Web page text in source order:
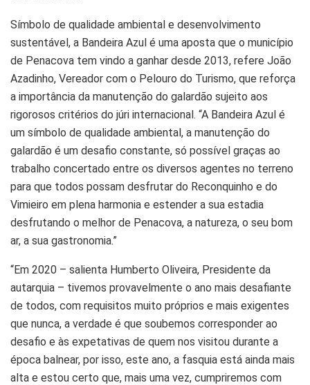
Símbolo de qualidade ambiental e desenvolvimento
sustentável, a Bandeira Azul é uma aposta que o município
de Penacova tem vindo a ganhar desde 2013, refere João
Azadinho, Vereador com o Pelouro do Turismo, que reforça
a importância da manutenção do galardão sujeito aos
rigorosos critérios do júri internacional. “A Bandeira Azul é
um símbolo de qualidade ambiental, a manutenção do
galardão é um desafio constante, só possível graças ao
trabalho concertado entre os diversos agentes no terreno
para que todos possam desfrutar do Reconquinho e do
Vimieiro em plena harmonia e estender a sua estadia
desfrutando o melhor de Penacova, a natureza, o seu bom
ar, a sua gastronomia.”
“Em 2020 – salienta Humberto Oliveira, Presidente da
autarquia – tivemos provavelmente o ano mais desafiante
de todos, com requisitos muito próprios e mais exigentes
que nunca, a verdade é que soubemos corresponder ao
desafio e às expetativas de quem nos visitou durante a
época balnear, por isso, este ano, a fasquia está ainda mais
alta e estou certo que, mais uma vez, cumpriremos com